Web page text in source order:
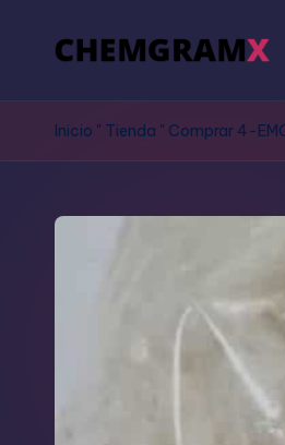
Inicio " Tienda " Comprar 4-